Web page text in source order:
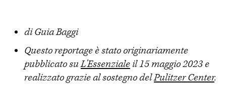
di Guia Baggi
Questo reportage è stato originariamente
pubblicato suL'Essenzialeil 15 maggio 2023 e
realizzato grazie al sostegno delPulitzer Center.